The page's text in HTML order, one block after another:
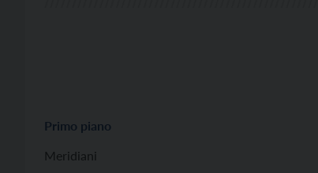
Primo piano
Meridiani